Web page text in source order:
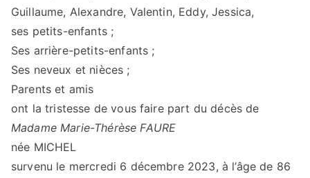
Guillaume, Alexandre, Valentin, Eddy, Jessica,
ses petits-enfants ;
Ses arrière-petits-enfants ;
Ses neveux et nièces ;
Parents et amis
ont la tristesse de vous faire part du décès de
Madame Marie-Thérèse FAURE
née MICHEL
survenu le mercredi 6 décembre 2023, à l’âge de 86